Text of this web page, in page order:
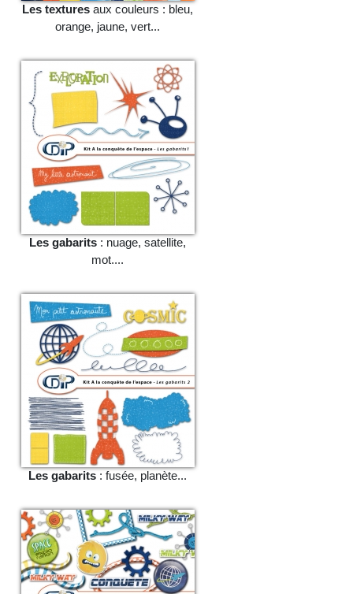
Les textures aux couleurs : bleu,
orange, jaune, vert...
Les gabarits : nuage, satellite,
mot....
Les gabarits : fusée, planète...